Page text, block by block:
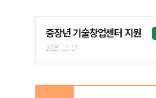
중장년 기술창업센터 지원
2025-10-17